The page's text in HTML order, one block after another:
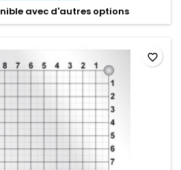
avec d'autres options
favorite_border